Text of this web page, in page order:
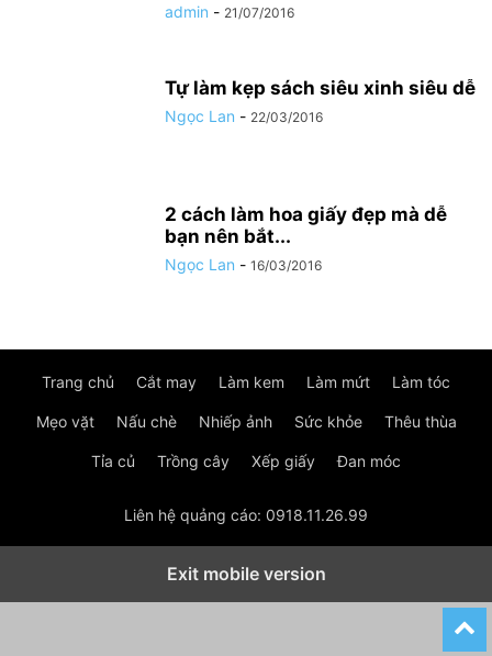
admin - 21/07/2016
Tự làm kẹp sách siêu xinh siêu dễ
Ngọc Lan - 22/03/2016
2 cách làm hoa giấy đẹp mà dễ
bạn nên bắt...
Ngọc Lan - 16/03/2016
Trang chủ Cắt may Làm kem Làm mứt Làm tóc
Mẹo vặt Nấu chè Nhiếp ảnh Sức khỏe Thêu thùa
Tỉa củ Trồng cây Xếp giấy Đan móc
Liên hệ quảng cáo: 0918.11.26.99
Exit mobile version